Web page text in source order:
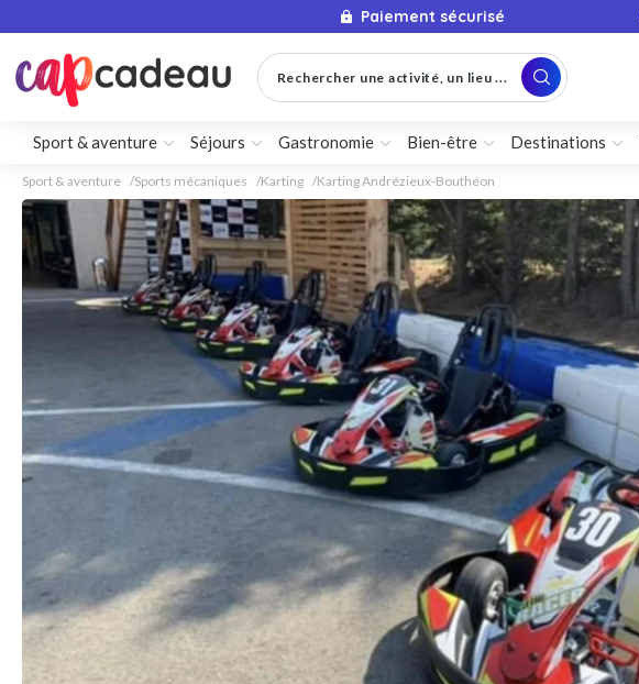
Paiement sécurisé
Rechercher une activité, un lieu ...
Sport & aventure Séjours Gastronomie Bien-être Destinations
Sport & aventure Sports mécaniques Karting Karting Andrézieux-Bouthéon